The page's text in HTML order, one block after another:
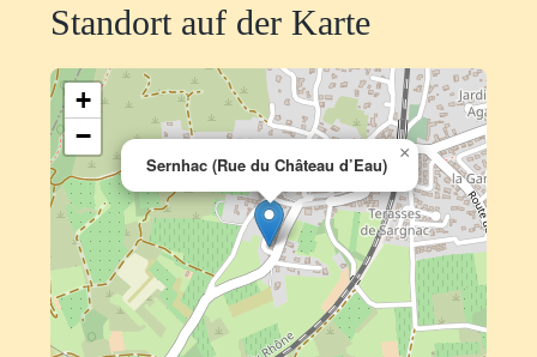
Standort auf der Karte
Sernhac (Rue du Château d’Eau)
×
+
−